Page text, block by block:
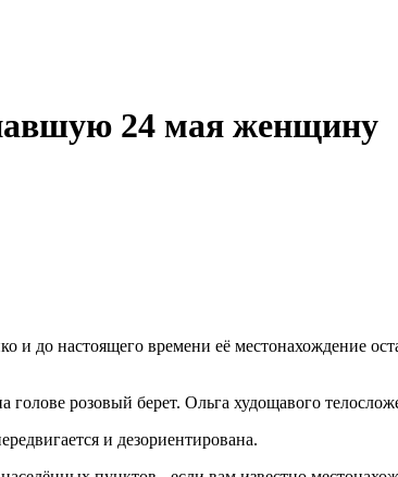
24 мая женщину
настоящего времени её местонахождение
розовый берет. Ольга худощавого
и дезориентирована.